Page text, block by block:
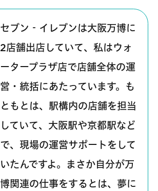
セブン‐イレブンは大阪万博に
2店舗出店していて、私はウォ
ータープラザ店で店舗全体の運
営・統括にあたっています。も
ともとは、駅構内の店舗を担当
していて、大阪駅や京都駅など
で、現場の運営サポートをして
いたんですよ。まさか自分が万
博関連の仕事をするとは、夢に